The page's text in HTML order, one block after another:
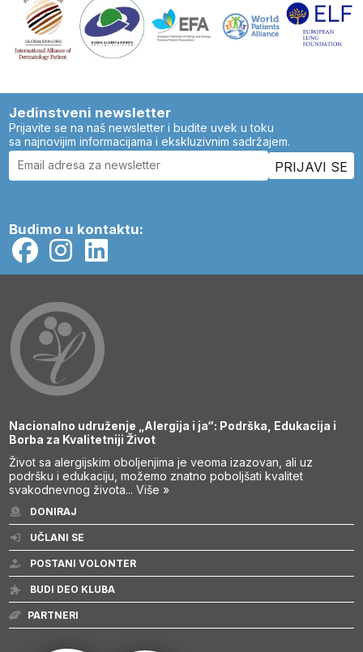
Jedinstveni newsletter
Prijavite se na naš newsletter i budite uvek u toku
sa najnovijim informacijama i ekskluzivnim sadržajem.
Budimo u kontaktu:
Nacionalno udruženje „Alergija i ja“: Podrška, Edukacija i
Borba za Kvalitetniji Život
Život sa alergijskim oboljenjima je veoma izazovan, ali uz
podršku i edukaciju, možemo znatno poboljšati kvalitet
svakodnevnog života...Više »
DONIRAJ
UČLANI SE
POSTANI VOLONTER
BUDI DEO KLUBA
PARTNERI